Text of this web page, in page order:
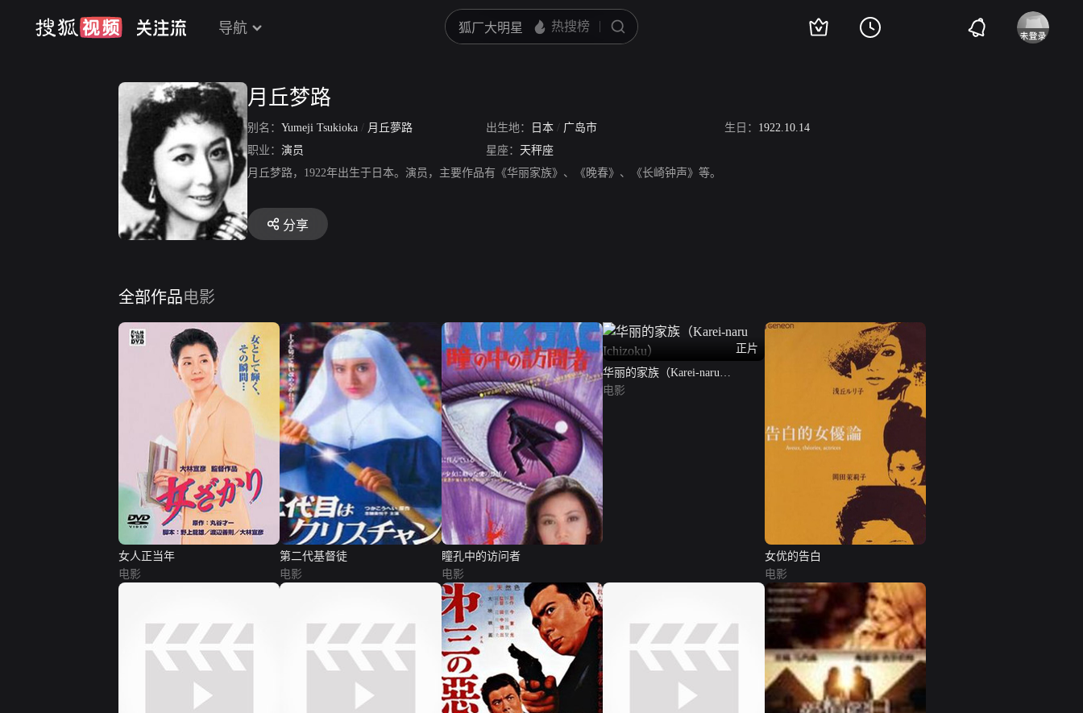
导航
月丘梦路
别名： Yumeji Tsukioka / 月丘夢路 出生地： 日本 / 广岛市 生日： 1922.10.14
职业： 演员 星座： 天秤座
月丘梦路，1922年出生于日本。演员，主要作品有《华丽家族》、《晚春》、《长崎钟声》等。
分享
全部作品电影
女人正当年
电影
第二代基督徒
电影
瞳孔中的访问者
电影
正片
华丽的家族（Karei-naru
Ichizoku）
电影
女优的告白
电影